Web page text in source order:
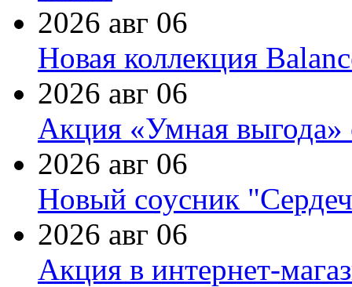
2026 авг 06
Новая коллекция
2026 авг 06
Акция «Умная выгода»
2026 авг 06
Новый соусник
2026 авг 06
Акция в интернет-